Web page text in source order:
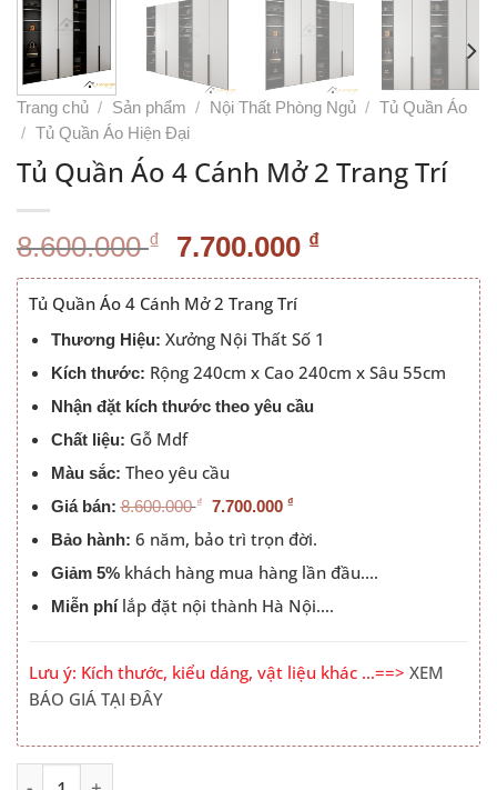
Trang chủ / Sản phẩm / Nội Thất Phòng Ngủ / Tủ Quần Áo
/ Tủ Quần Áo Hiện Đại
Tủ Quần Áo 4 Cánh Mở 2 Trang Trí
8.600.000₫ Giá
gốc
là:
8.600.000 ₫.
7.700.000 ₫Giá
hiện
là:
7.700.000 ₫.
Tủ Quần Áo 4 Cánh Mở 2 Trang Trí
Thương Hiệu: Xưởng Nội Thất Số 1
Kích thước: Rộng 240cm x Cao 240cm x Sâu 55cm
Nhận đặt kích thước theo yêu cầu
Chất liệu: Gỗ Mdf
Màu sắc: Theo yêu cầu
Giá bán:8.600.000 ₫ 7.700.000 ₫
Bảo hành: 6 năm, bảo trì trọn đời.
Giảm 5%khách hàng mua hàng lần đầu….
Miễn phílắp đặt nội thành Hà Nội….
Lưu ý: Kích thước, kiểu dáng, vật liệu khác …==> XEM
BÁO GIÁ TẠI ĐÂY
Tủ Quần Áo 4 Cánh Mở 2 Trang Trí số lượng
Alternative: